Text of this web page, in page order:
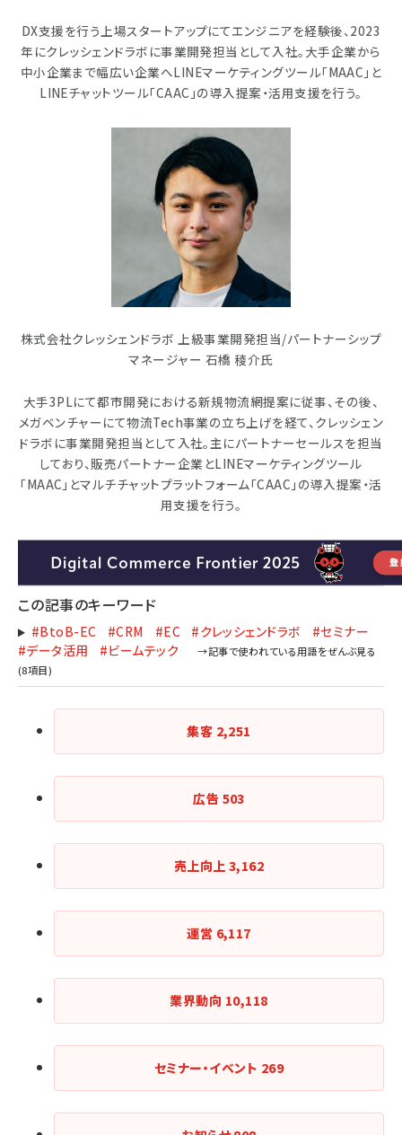
DX支援を行う上場スタートアップにてエンジニアを経験後、2023
年にクレッシェンドラボに事業開発担当として入社。大手企業から
中小企業まで幅広い企業へLINEマーケティングツール「MAAC」と
LINEチャットツール「CAAC」の導入提案・活用支援を行う。
株式会社クレッシェンドラボ 上級事業開発担当/パートナーシップ
マネージャー 石橋 稜介氏
大手3PLにて都市開発における新規物流網提案に従事、その後、
メガベンチャーにて物流Tech事業の立ち上げを経て、クレッシェン
ドラボに事業開発担当として入社。主にパートナーセールスを担当
しており、販売パートナー企業とLINEマーケティングツール
「MAAC」とマルチチャットプラットフォーム「CAAC」の導入提案・活
用支援を行う。
この記事のキーワード
#BtoB-EC #CRM #EC #クレッシェンドラボ
#セミナー
#データ活用
#ビームテック
集客 2,251
広告 503
売上向上 3,162
運営 6,117
業界動向 10,118
セミナー・イベント 269